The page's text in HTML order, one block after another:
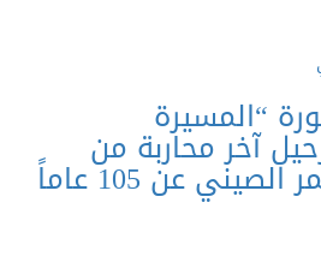
“المسيرة
آخر محاربة من
عن 105 عاماً